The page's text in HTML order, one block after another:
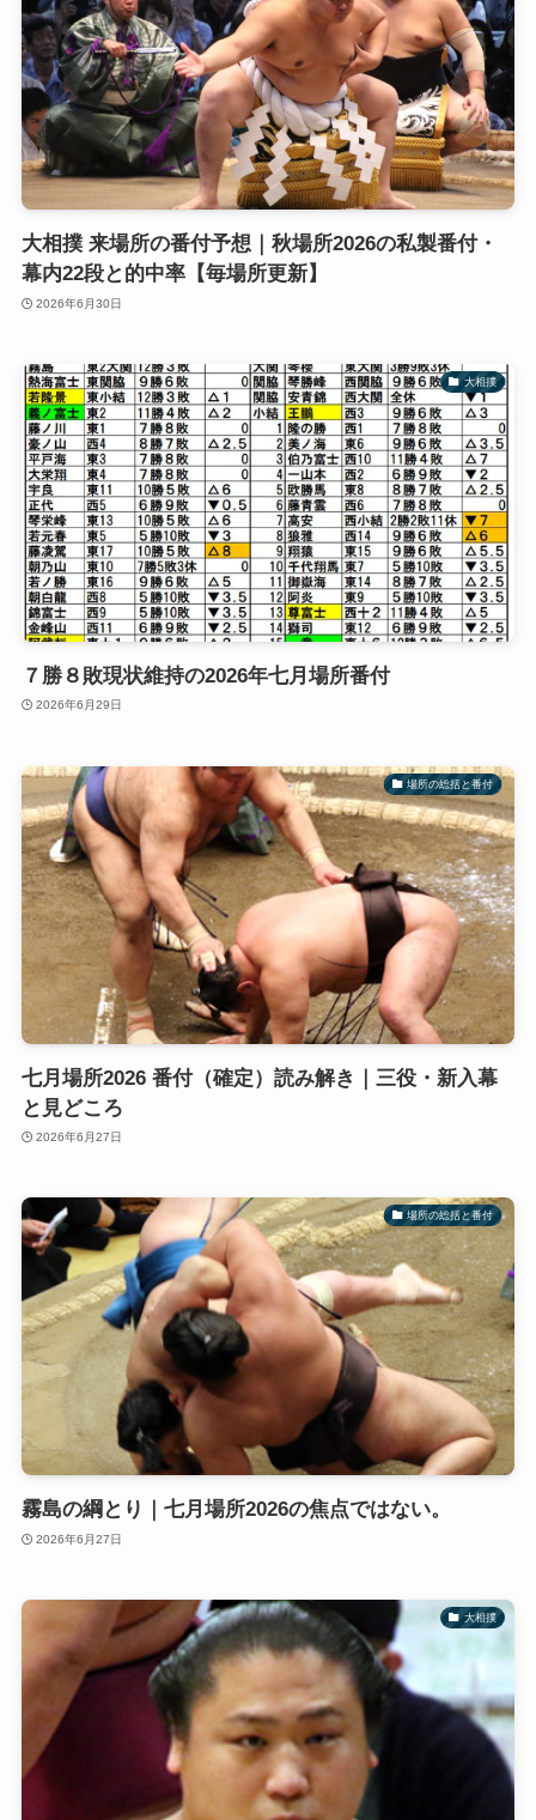
大相撲 来場所の番付予想｜秋場所2026の私製番付・
幕内22段と的中率【毎場所更新】
2026年6月30日
大相撲
７勝８敗現状維持の2026年七月場所番付
2026年6月29日
場所の総括と番付
七月場所2026 番付（確定）読み解き｜三役・新入幕
と見どころ
2026年6月27日
場所の総括と番付
霧島の綱とり｜七月場所2026の焦点ではない。
2026年6月27日
大相撲